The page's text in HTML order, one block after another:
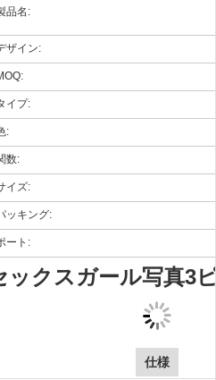
品名:
ザイン:
イプ:
:
数:
イズ:
ッキング:
ート:
ックスガール写真3
仕様